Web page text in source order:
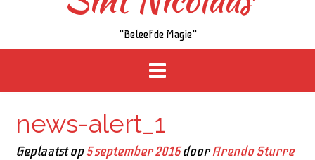
"Beleef de Magie"
news-alert_1
Geplaatst op5 september 2016doorArendo Sturre